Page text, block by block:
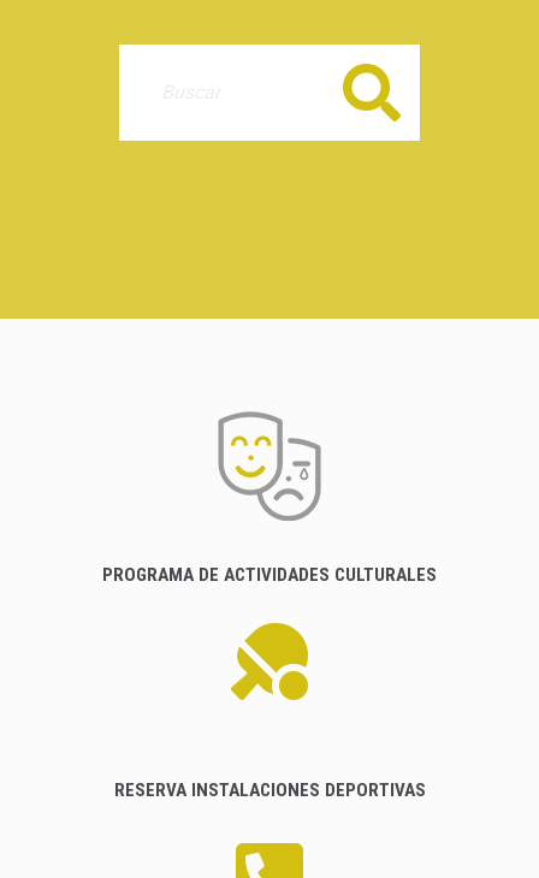
Buscar
PROGRAMA DE ACTIVIDADES CULTURALES
RESERVA INSTALACIONES DEPORTIVAS